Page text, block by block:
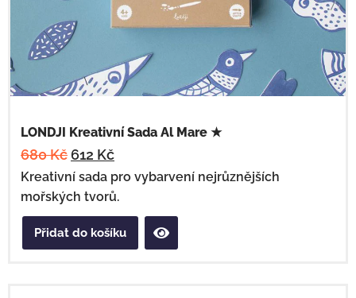
LONDJI Kreativní Sada Al Mare ★
680Kč 612 Kč
Kreativní sada pro vybarvení nejrůznějších
mořských tvorů.
Přidat do košíku